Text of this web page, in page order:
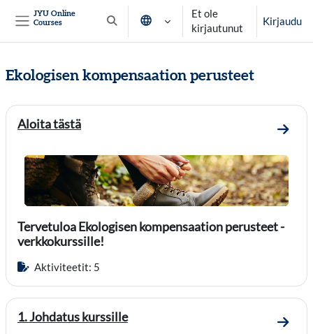
JYU Online
Courses
Vaihda hakusyöttöä
Et ole
kirjautunut
Kirjaudu
Ekologisen kompensaation perusteet
Osion ääriviiva
Aloita tästä
Mene
Tervetuloa Ekologisen kompensaation perusteet -
verkkokurssille!
Aktiviteetit: 5
1. Johdatus kurssille
Mene